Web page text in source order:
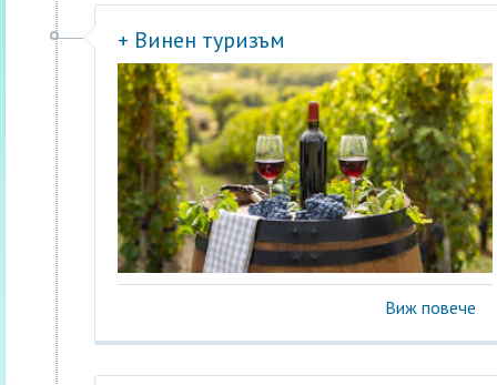
+ Винен туризъм
Виж повече